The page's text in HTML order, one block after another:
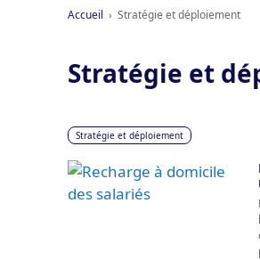
Accueil › Stratégie et déploiement
Stratégie et
Stratégie et déploiement